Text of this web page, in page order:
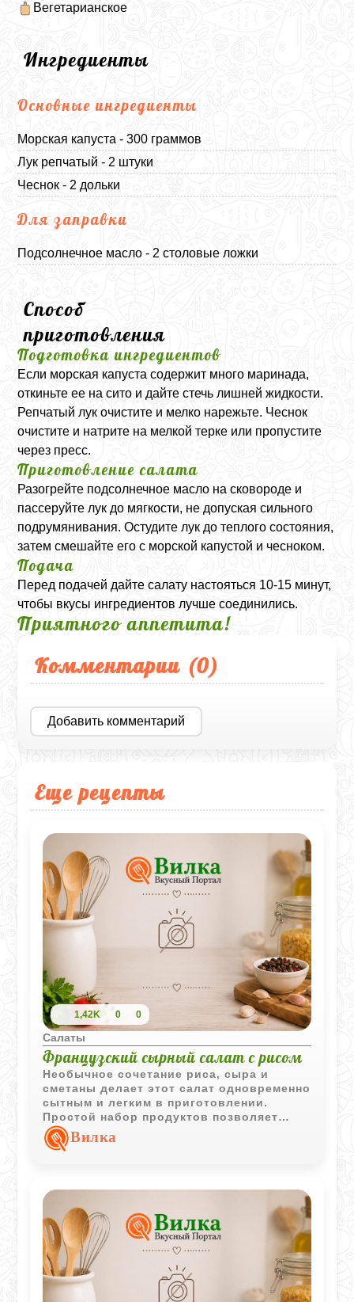
Вегетарианское
Ингредиенты
Основные ингредиенты
Морская капуста - 300 граммов
Лук репчатый - 2 штуки
Чеснок - 2 дольки
Для заправки
Подсолнечное масло - 2 столовые ложки
Способ
приготовления
Подготовка ингредиентов
Если морская капуста содержит много маринада,
откиньте ее на сито и дайте стечь лишней жидкости.
Репчатый лук очистите и мелко нарежьте. Чеснок
очистите и натрите на мелкой терке или пропустите
через пресс.
Приготовление салата
Разогрейте подсолнечное масло на сковороде и
пассеруйте лук до мягкости, не допуская сильного
подрумянивания. Остудите лук до теплого состояния,
затем смешайте его с морской капустой и чесноком.
Подача
Перед подачей дайте салату настояться 10-15 минут,
чтобы вкусы ингредиентов лучше соединились.
Приятного аппетита!
Комментарии (0)
Добавить комментарий
Еще рецепты
1,42K 0 0
Салаты
Французский сырный салат с рисом
Необычное сочетание риса, сыра и
сметаны делает этот салат одновременно
сытным и легким в приготовлении.
Простой набор продуктов позволяет
быстро приготовить оригинальную
закуску для повседневного стола.
Вилка